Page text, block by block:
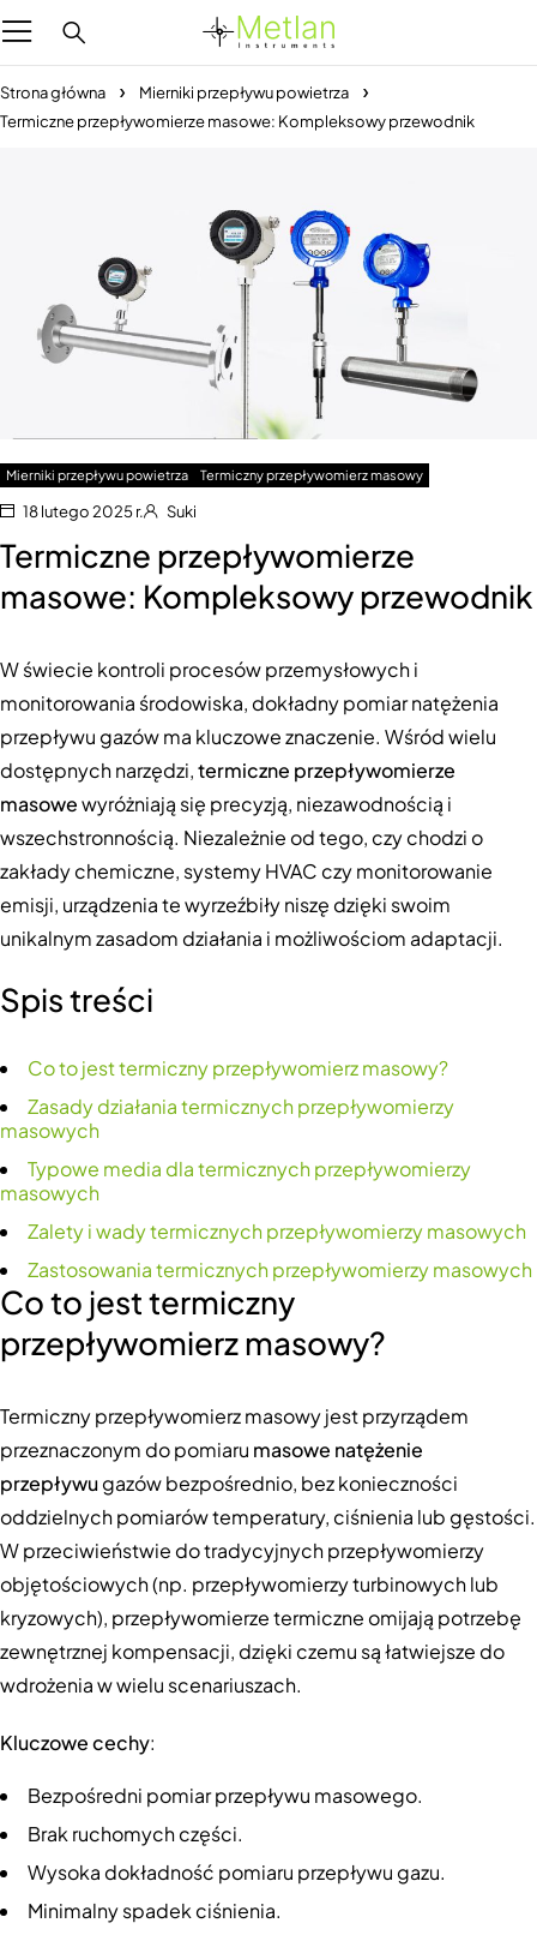
Strona główna
Mierniki przepływu powietrza
Termiczne przepływomierze masowe: Kompleksowy przewodnik
Mierniki przepływu powietrza Termiczny przepływomierz masowy
18 lutego 2025 r. Suki
Termiczne przepływomierze
masowe: Kompleksowy przewodnik
W świecie kontroli procesów przemysłowych i
monitorowania środowiska, dokładny pomiar natężenia
przepływu gazów ma kluczowe znaczenie. Wśród wielu
dostępnych narzędzi,termiczne przepływomierze
masowewyróżniają się precyzją, niezawodnością i
wszechstronnością. Niezależnie od tego, czy chodzi o
zakłady chemiczne, systemy HVAC czy monitorowanie
emisji, urządzenia te wyrzeźbiły niszę dzięki swoim
unikalnym zasadom działania i możliwościom adaptacji.
Spis treści
Co to jest termiczny przepływomierz masowy?
Zasady działania termicznych przepływomierzy
masowych
Typowe media dla termicznych przepływomierzy
masowych
Zalety i wady termicznych przepływomierzy masowych
Zastosowania termicznych przepływomierzy masowych
Co to jest termiczny
przepływomierz masowy?
Termiczny przepływomierz masowy jest przyrządem
przeznaczonym do pomiaru masowe natężenie
przepływugazów bezpośrednio, bez konieczności
oddzielnych pomiarów temperatury, ciśnienia lub gęstości.
W przeciwieństwie do tradycyjnych przepływomierzy
objętościowych (np. przepływomierzy turbinowych lub
kryzowych), przepływomierze termiczne omijają potrzebę
zewnętrznej kompensacji, dzięki czemu są łatwiejsze do
wdrożenia w wielu scenariuszach.
Kluczowe cechy:
Bezpośredni pomiar przepływu masowego.
Brak ruchomych części.
Wysoka dokładność pomiaru przepływu gazu.
Minimalny spadek ciśnienia.